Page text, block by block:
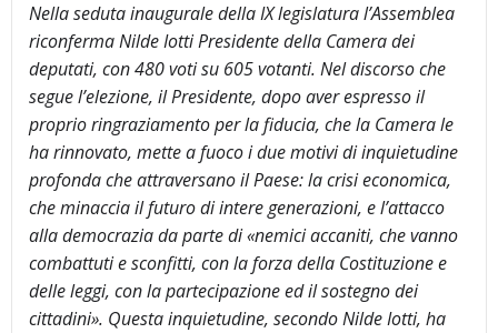
Nella seduta inaugurale della IX legislatura l’Assemblea
riconferma Nilde Iotti Presidente della Camera dei
deputati, con 480 voti su 605 votanti. Nel discorso che
segue l’elezione, il Presidente, dopo aver espresso il
proprio ringraziamento per la fiducia, che la Camera le
ha rinnovato, mette a fuoco i due motivi di inquietudine
profonda che attraversano il Paese: la crisi economica,
che minaccia il futuro di intere generazioni, e l’attacco
alla democrazia da parte di «nemici accaniti, che vanno
combattuti e sconfitti, con la forza della Costituzione e
delle leggi, con la partecipazione ed il sostegno dei
cittadini». Questa inquietudine, secondo Nilde Iotti, ha